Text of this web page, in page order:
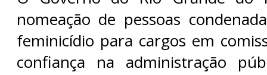
nomeação de pessoas
feminicídio para cargos em
confiança na administração